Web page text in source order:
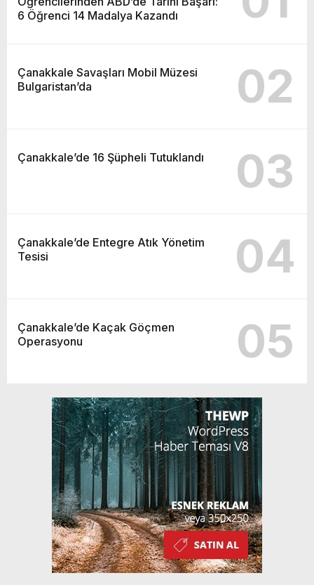
6 Öğrenci 14 Madalya Kazandı
Çanakkale Savaşları Mobil Müzesi
Bulgaristan’da
02
Çanakkale’de 16 Şüpheli Tutuklandı 03
Çanakkale’de Entegre Atık Yönetim
Tesisi
04
Çanakkale’de Kaçak Göçmen
Operasyonu
05